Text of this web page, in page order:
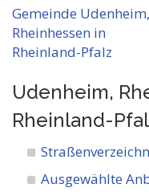
Udenheim,
Rheinland-
Ausgewählte